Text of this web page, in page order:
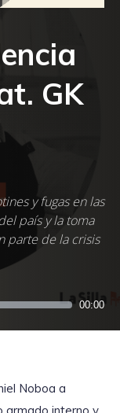
GK
y fugas en las
país y la toma
parte de la crisis
00:00
Noboa a
armado interno y